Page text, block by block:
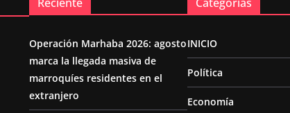
Operación Marhaba 2026: agosto
marca la llegada masiva de
marroquíes residentes en el
extranjero
INICIO
Política
Economía